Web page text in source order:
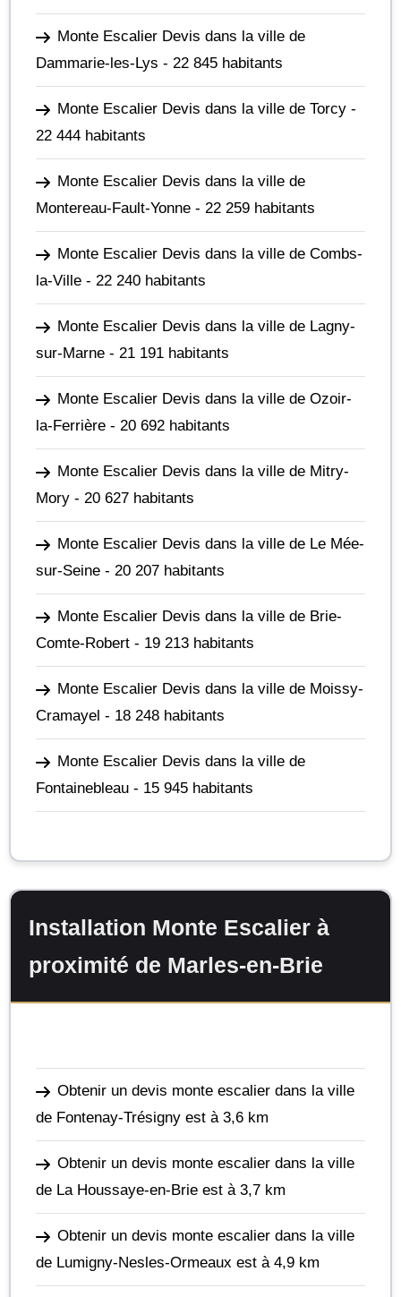
Monte Escalier Devis dans la ville de
Dammarie-les-Lys - 22 845 habitants
Monte Escalier Devis dans la ville de Torcy -
22 444 habitants
Monte Escalier Devis dans la ville de
Montereau-Fault-Yonne - 22 259 habitants
Monte Escalier Devis dans la ville de Combs-
la-Ville - 22 240 habitants
Monte Escalier Devis dans la ville de Lagny-
sur-Marne - 21 191 habitants
Monte Escalier Devis dans la ville de Ozoir-
la-Ferrière - 20 692 habitants
Monte Escalier Devis dans la ville de Mitry-
Mory - 20 627 habitants
Monte Escalier Devis dans la ville de Le Mée-
sur-Seine - 20 207 habitants
Monte Escalier Devis dans la ville de Brie-
Comte-Robert - 19 213 habitants
Monte Escalier Devis dans la ville de Moissy-
Cramayel - 18 248 habitants
Monte Escalier Devis dans la ville de
Fontainebleau - 15 945 habitants
Installation Monte Escalier à
proximité de Marles-en-Brie
Obtenir un devis monte escalier dans la ville
de Fontenay-Trésigny est à 3,6 km
Obtenir un devis monte escalier dans la ville
de La Houssaye-en-Brie est à 3,7 km
Obtenir un devis monte escalier dans la ville
de Lumigny-Nesles-Ormeaux est à 4,9 km